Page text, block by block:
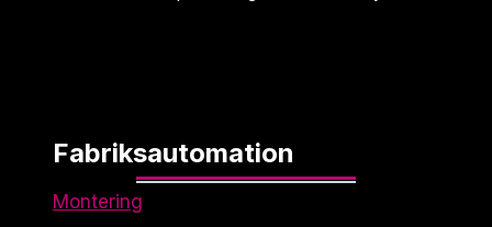
Fabriksautomation
Montering